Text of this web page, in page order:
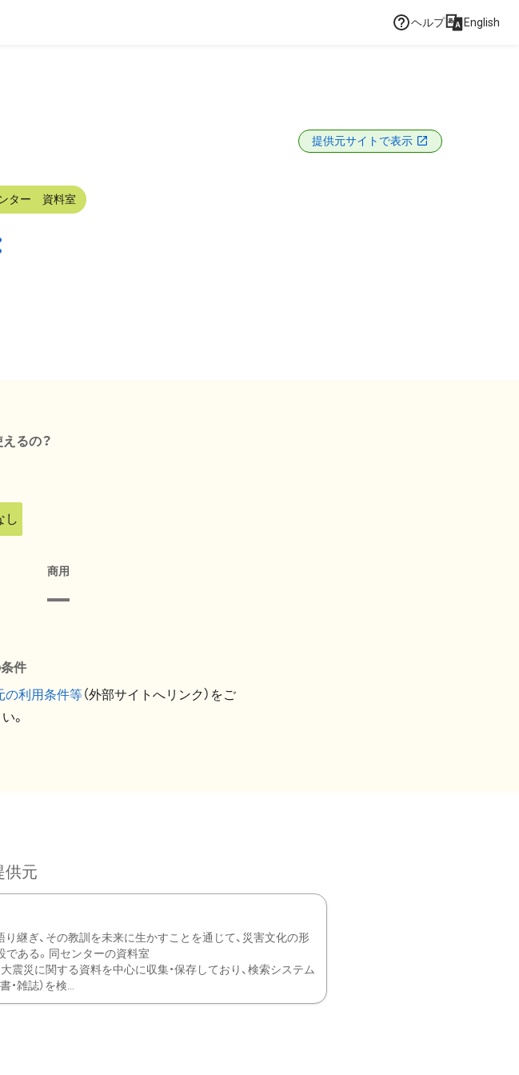
ヘルプ English
提供元サイトで表示
ター 資料室
るの？
し
商用
件
の利用条件等（外部サイトへリンク）をご
。
供元
継ぎ、その教訓を未来に生かすことを通じて、災害文化の形
である。同センターの資料室
災に関する資料を中心に収集・保存しており、検索システム
雑誌）を検...